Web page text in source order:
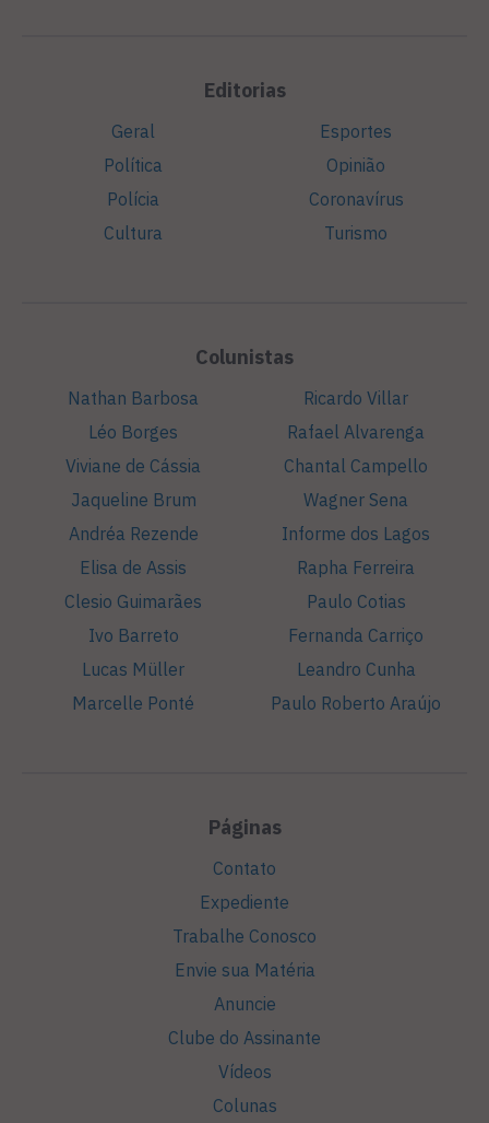
Editorias
Geral
Política
Polícia
Cultura
Esportes
Opinião
Coronavírus
Turismo
Colunistas
Nathan Barbosa
Léo Borges
Viviane de Cássia
Jaqueline Brum
Andréa Rezende
Elisa de Assis
Clesio Guimarães
Ivo Barreto
Lucas Müller
Marcelle Ponté
Ricardo Villar
Rafael Alvarenga
Chantal Campello
Wagner Sena
Informe dos Lagos
Rapha Ferreira
Paulo Cotias
Fernanda Carriço
Leandro Cunha
Paulo Roberto Araújo
Páginas
Contato
Expediente
Trabalhe Conosco
Envie sua Matéria
Anuncie
Clube do Assinante
Vídeos
Colunas